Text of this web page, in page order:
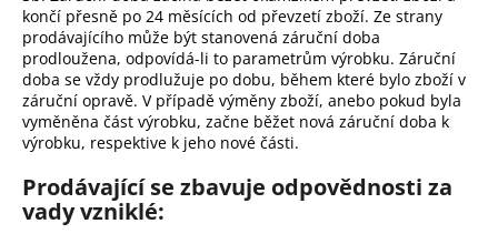
končí přesně po 24 měsících od převzetí zboží. Ze strany
prodávajícího může být stanovená záruční doba
prodloužena, odpovídá-li to parametrům výrobku. Záruční
doba se vždy prodlužuje po dobu, během které bylo zboží v
záruční opravě. V případě výměny zboží, anebo pokud byla
vyměněna část výrobku, začne běžet nová záruční doba k
výrobku, respektive k jeho nové části.
Prodávající se zbavuje odpovědnosti za
vady vzniklé: